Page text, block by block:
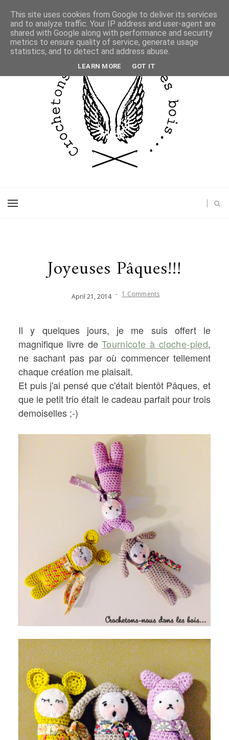
Joyeuses Pâques!!!
April 21 ,2014 - 1 Comments
Il y quelques jours, je me suis offert le
magnifique livre de Tournicote à cloche-pied,
ne sachant pas par où commencer tellement
chaque création me plaisait.
Et puis j'ai pensé que c'était bientôt Pâques, et
que le petit trio était le cadeau parfait pour trois
demoiselles ;-)
This site uses cookies from Google to deliver its services
and to analyze traffic. Your IP address and user-agent are
shared with Google along with performance and security
metrics to ensure quality of service, generate usage
statistics, and to detect and address abuse.
LEARN MORE GOT IT